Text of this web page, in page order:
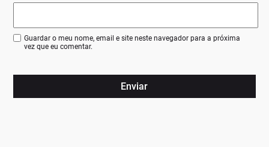
Guardar o meu nome, email e site neste navegador para a próxima
vez que eu comentar.